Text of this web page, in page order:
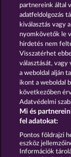
HALLOW REELS
A
partnereink által
adatfeldolgozás
kiválasztás vagy
nyomkövetők le
hirdetés nem
Visszatérhet
választását, vagy
a weboldal alján
ikont a weboldal
következőben
Adatvédelmi
Mi és
fel adatokat:
Pontos földrajzi
eszköz
Információk